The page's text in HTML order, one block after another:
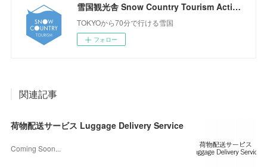
雪国観光舎 Snow Country Tourism Activity Center
TOKYOから70分で行ける雪国
フォロー
関連記事
荷物配送サービス Luggage Delivery Service
Coming Soon...